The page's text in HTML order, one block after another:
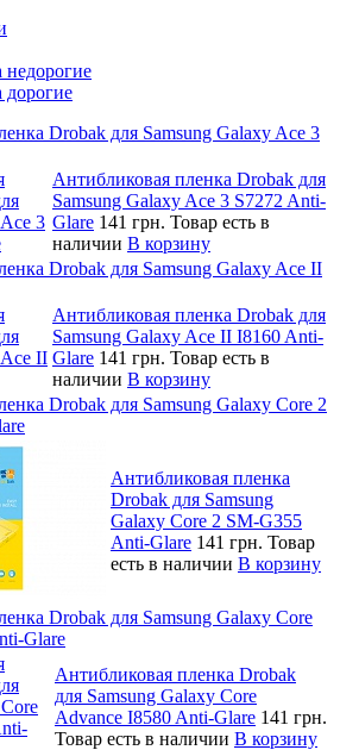
недорогие
дорогие
Drobak для Samsung Galaxy Ace 3
Антибликовая пленка Drobak для
Samsung Galaxy Ace 3 S7272 Anti-
Glare 141 грн. Товар есть в
наличии В корзину
Drobak для Samsung Galaxy Ace II
Антибликовая пленка Drobak для
Samsung Galaxy Ace II I8160 Anti-
Glare 141 грн. Товар есть в
наличии В корзину
Drobak для Samsung Galaxy Core 2
Антибликовая пленка
Drobak для Samsung
Galaxy Core 2 SM-G355
Anti-Glare 141 грн. Товар
есть в наличии В корзину
Drobak для Samsung Galaxy Core
Glare
Антибликовая пленка Drobak
для Samsung Galaxy Core
Advance I8580 Anti-Glare 141 грн.
Товар есть в наличии В корзину